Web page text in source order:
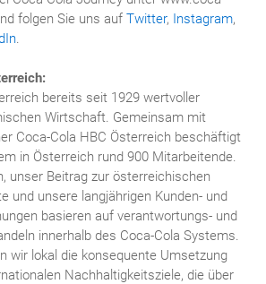
folgen Sie uns auf Twitter, Instagram,
.
bereits seit 1929 wertvoller
Wirtschaft. Gemeinsam mit
Coca-Cola HBC Österreich beschäftigt
in Österreich rund 900 Mitarbeitende.
unser Beitrag zur österreichischen
und unsere langjährigen Kunden- und
basieren auf verantwortungs- und
innerhalb des Coca-Cola Systems.
wir lokal die konsequente Umsetzung
Nachhaltigkeitsziele, die über